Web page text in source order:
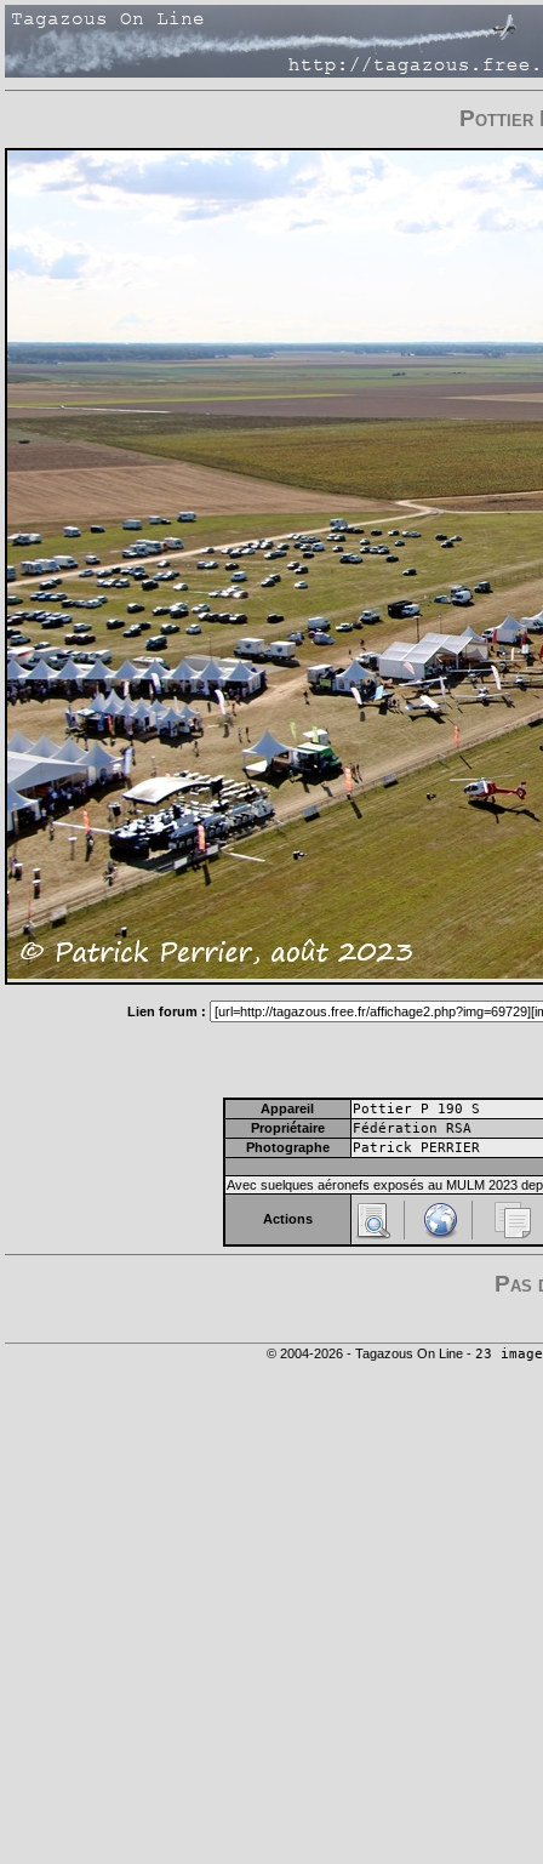
Pottier
Lien forum :
Appareil Pottier P 190 S
Propriétaire Fédération RSA
Photographe Patrick PERRIER
Avec suelques aéronefs exposés au MULM 2023
Actions
Pas
© 2004-2026 - Tagazous On Line - 23